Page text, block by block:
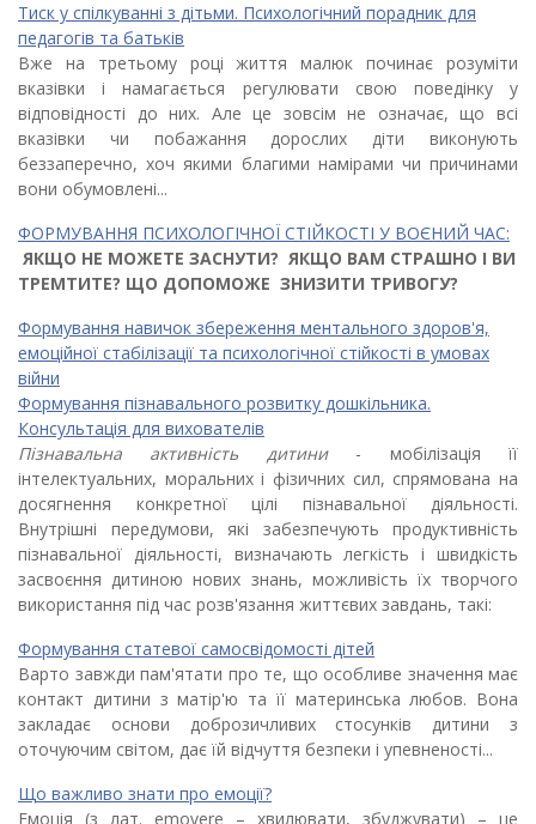
Тиск у спілкуванні з дітьми. Психологічний порадник для
педагогів та батьків
Вже на третьому році життя малюк починає розуміти
вказівки і намагається регулювати свою поведінку у
відповідності до них. Але це зовсім не означає, що всі
вказівки чи побажання дорослих діти виконують
беззаперечно, хоч якими благими намірами чи причинами
вони обумовлені...
ФОРМУВАННЯ ПСИХОЛОГІЧНОЇ СТІЙКОСТІ У ВОЄНИЙ ЧАС:
ЯКЩО НЕ МОЖЕТЕ ЗАСНУТИ? ЯКЩО ВАМ СТРАШНО І ВИ
ТРЕМТИТЕ? ЩО ДОПОМОЖЕ ЗНИЗИТИ ТРИВОГУ?
Формування навичок збереження ментального здоров'я,
емоційної стабілізації та психологічної стійкості в умовах
війни
Формування пізнавального розвитку дошкільника.
Консультація для вихователів
Пізнавальна активність дитини- мобілізація її
інтелектуаль­них, моральних і фізичних сил, спрямована на
досягнення конкрет­ної цілі пізнавальної діяльності.
Внутрішні передумови, які забезпечують про­дуктивність
пізнавальної діяльності, визначають легкість і швидкість
засвоєння дитиною нових знань, можливість їх творчого
викорис­тання під час розв'язання життєвих завдань, такі:
Формування статевої самосвідомості дітей
Варто завжди пам'ятати про те, що особливе значення має
контакт дитини з матір'ю та її материнська любов. Вона
закладає основи доброзичливих стосунків дитини з
оточуючим світом, дає їй відчуття безпеки і упевненості...
Що важливо знати про емоції?
Емоція
(з лат. emovere – хвилювати, збуджувати) – це